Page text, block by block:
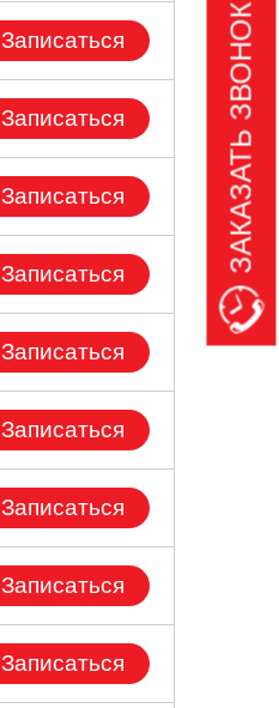
Записаться
Записаться
Записаться
Записаться
Записаться
Записаться
Записаться
Записаться
Записаться
ЗАКАЗАТЬ ЗВОНОК